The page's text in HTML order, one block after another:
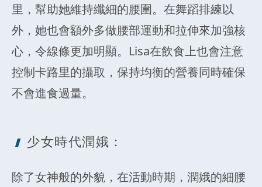
里，幫助她維持纖細的腰圍。在舞蹈排練以
外，她也會額外多做腰部運動和拉伸來加強核
心，令線條更加明顯。Lisa在飲食上也會注意
控制卡路里的攝取，保持均衡的營養同時確保
不會進食過量。
少女時代潤娥 ：
除了女神般的外貌，在活動時期，潤娥的細腰